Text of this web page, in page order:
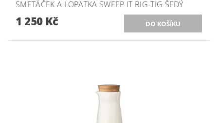
SMETÁČEK A LOPATKA SWEEP IT RIG-TIG ŠEDÝ
1 250 Kč